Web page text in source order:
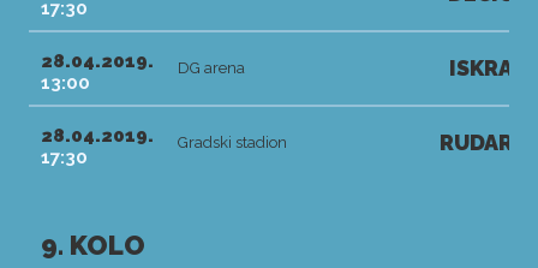
17:30
28.04.2019.
13:00
DG arena ISKRA
28.04.2019.
17:30
Gradski stadion RUDAR
9. KOLO